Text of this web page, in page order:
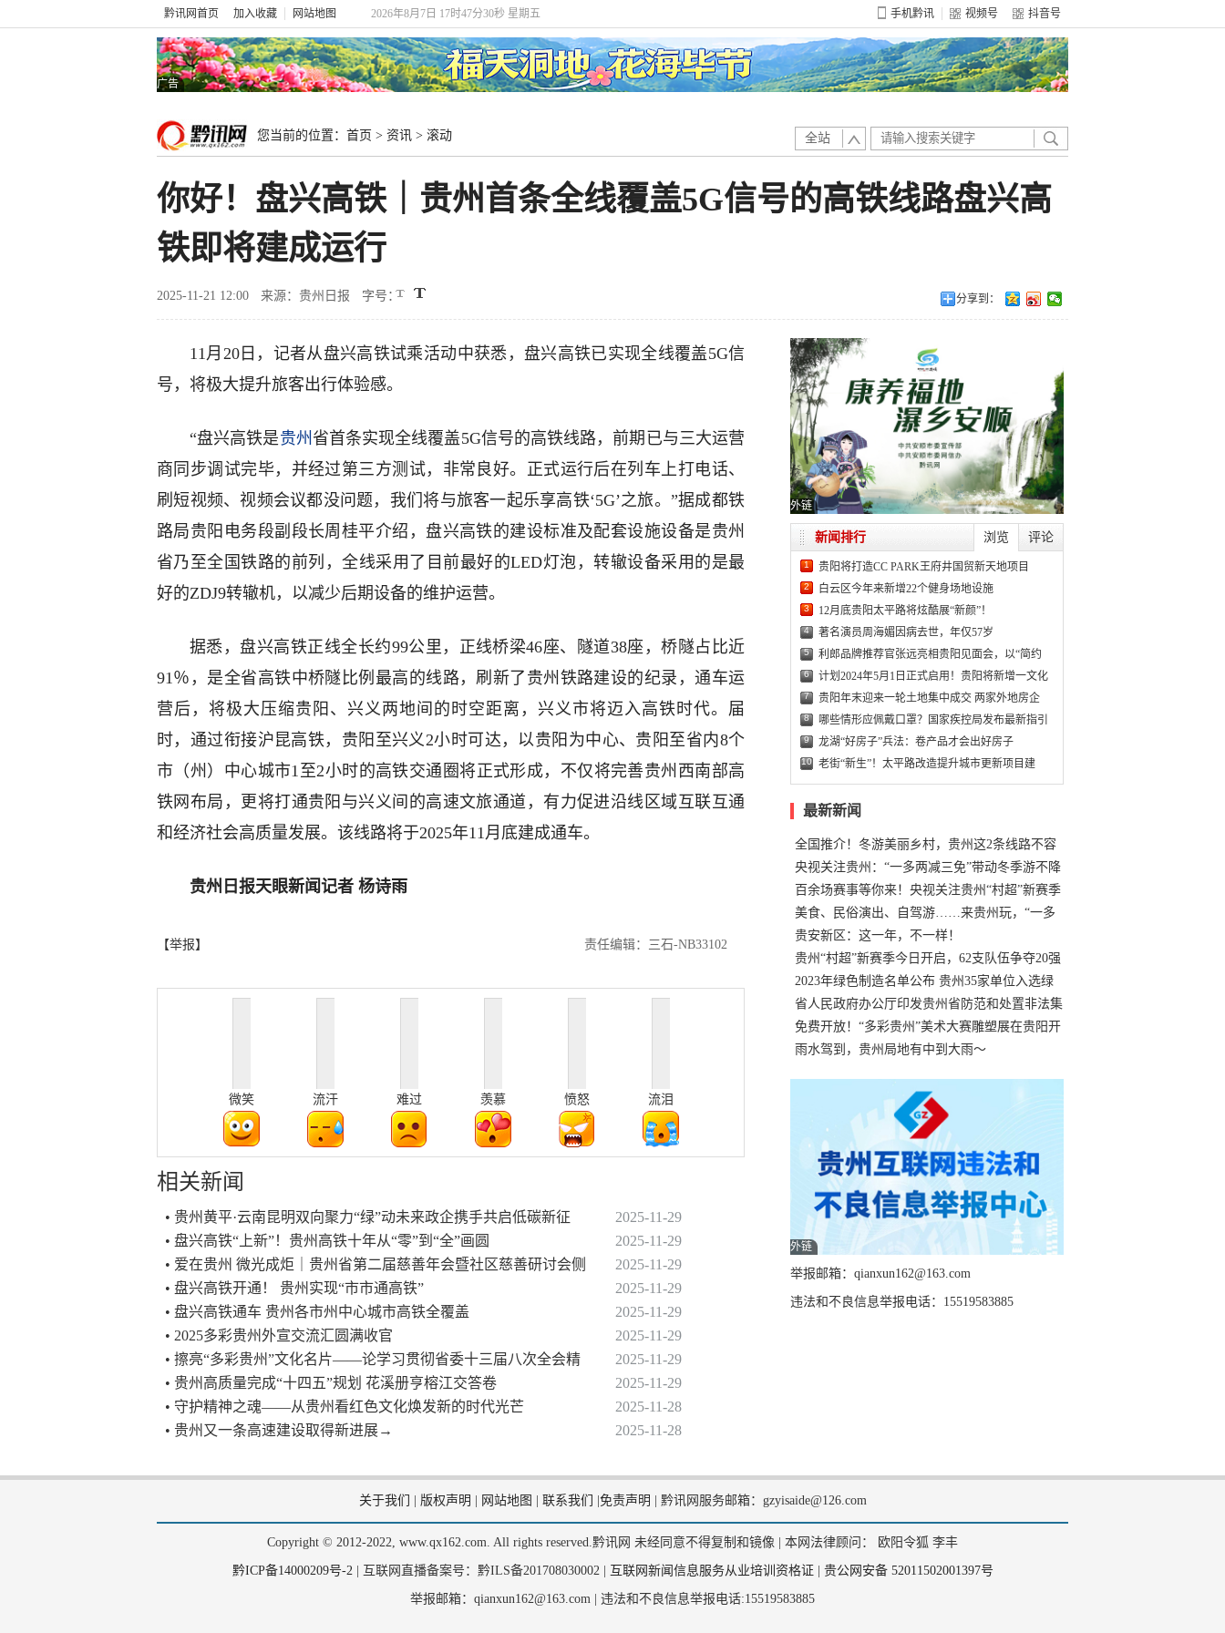
黔讯网首页 加入收藏 网站地图 2026年8月7日 17时47分31秒 星期五 手机黔讯 视频号 抖音号
广告
您当前的位置： 首页 > 资讯 > 滚动 全站
你好！盘兴高铁｜贵州首条全线覆盖5G信号的高铁线路盘兴高
铁即将建成运行
2025-11-21 12:00 来源：贵州日报 字号： 分享到：
11月20日，记者从盘兴高铁试乘活动中获悉，盘兴高铁已实现全线覆盖5G信
号，将极大提升旅客出行体验感。
“盘兴高铁是贵州 省首条实现全线覆盖5G信号的高铁线路，前期已与三大运营
商同步调试完毕，并经过第三方测试，非常良好。正式运行后在列车上打电话、
刷短视频、视频会议都没问题，我们将与旅客一起乐享高铁‘5G’之旅。”据成都铁
路局贵阳电务段副段长周桂平介绍，盘兴高铁的建设标准及配套设施设备是贵州
省乃至全国铁路的前列，全线采用了目前最好的LED灯泡，转辙设备采用的是最
好的ZDJ9转辙机，以减少后期设备的维护运营。
据悉，盘兴高铁正线全长约99公里，正线桥梁46座、隧道38座，桥隧占比近
91％，是全省高铁中桥隧比例最高的线路，刷新了贵州铁路建设的纪录，通车运
营后，将极大压缩贵阳、兴义两地间的时空距离，兴义市将迈入高铁时代。届
时，通过衔接沪昆高铁，贵阳至兴义2小时可达，以贵阳为中心、贵阳至省内8个
市（州）中心城市1至2小时的高铁交通圈将正式形成，不仅将完善贵州西南部高
铁网布局，更将打通贵阳与兴义间的高速文旅通道，有力促进沿线区域互联互通
和经济社会高质量发展。该线路将于2025年11月底建成通车。
贵州日报天眼新闻记者 杨诗雨
【举报】 责任编辑：三石-NB33102
微笑 流汗 难过 羡慕 愤怒 流泪
相关新闻
• 贵州黄平·云南昆明双向聚力“绿”动未来政企携手共启低碳新征
2025-11-29
• 盘兴高铁“上新”！贵州高铁十年从“零”到“全”画圆
2025-11-29
• 爱在贵州 微光成炬｜贵州省第二届慈善年会暨社区慈善研讨会侧
2025-11-29
• 盘兴高铁开通！ 贵州实现“市市通高铁”
2025-11-29
• 盘兴高铁通车 贵州各市州中心城市高铁全覆盖
2025-11-29
• 2025多彩贵州外宣交流汇圆满收官
2025-11-29
• 擦亮“多彩贵州”文化名片——论学习贯彻省委十三届八次全会精
2025-11-29
• 贵州高质量完成“十四五”规划 花溪册亨榕江交答卷
2025-11-29
• 守护精神之魂——从贵州看红色文化焕发新的时代光芒
2025-11-28
• 贵州又一条高速建设取得新进展→
2025-11-28
外链
浏览 评论
新闻排行
1 贵阳将打造CC PARK王府井国贸新天地项目
2 白云区今年来新增22个健身场地设施
3 12月底贵阳太平路将炫酷展“新颜”！
4 著名演员周海媚因病去世，年仅57岁
5 利郎品牌推荐官张远亮相贵阳见面会，以“简约
6 计划2024年5月1日正式启用！贵阳将新增一文化
7 贵阳年末迎来一轮土地集中成交 两家外地房企
8 哪些情形应佩戴口罩？国家疾控局发布最新指引
9 龙湖“好房子”兵法：卷产品才会出好房子
10 老街“新生”！太平路改造提升城市更新项目建
最新新闻
全国推介！冬游美丽乡村，贵州这2条线路不容
错过
央视关注贵州：“一多两减三免”带动冬季游不降
温
百余场赛事等你来！央视关注贵州“村超”新赛季
正式“打响”
美食、民俗演出、自驾游……来贵州玩，“一多
两减三免”！
贵安新区：这一年，不一样！
贵州“村超”新赛季今日开启，62支队伍争夺20强
名额
2023年绿色制造名单公布 贵州35家单位入选绿
色工厂
省人民政府办公厅印发贵州省防范和处置非法集
资工作实施细则
免费开放！“多彩贵州”美术大赛雕塑展在贵阳开
展，持续至1月19日
雨水驾到，贵州局地有中到大雨～
外链
举报邮箱：qianxun162@163.com
违法和不良信息举报电话：15519583885
关于我们 版权声明 网站地图 联系我们 免责声明 黔讯网服务邮箱：gzyisaide@126.com
Copyright © 2012-2022, www.qx162.com. All rights reserved.黔讯网 未经同意不得复制和镜像 | 本网法律顾问： 欧阳令狐 李丰
黔ICP备14000209号-2| 互联网直播备案号：黔ILS备201708030002 | 互联网新闻信息服务从业培训资格证 贵公网安备 52011502001397号
举报邮箱：qianxun162@163.com | 违法和不良信息举报电话:15519583885